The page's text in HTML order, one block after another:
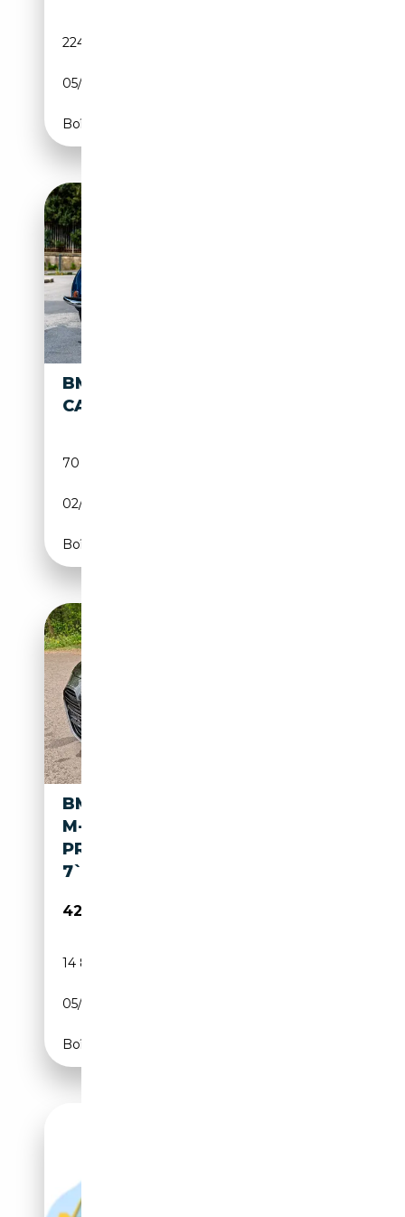
224 000 km
05/2016
Boîte automatique
BMW 329
CABRIOLET
70 700 km
02/1936
Boîte manuelle
BMW M440I XDRIVE CABRIO
M-
PRO/H&K/360°/HUD/ACC/NP9
7`
42 480€
14 850 km
05/2025
Boîte automatique